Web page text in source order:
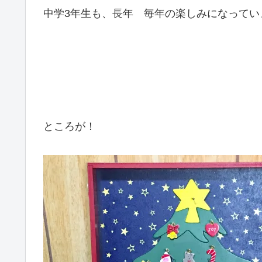
中学3年生も、長年 毎年の楽しみになってい
ところが！